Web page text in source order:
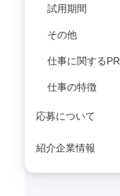
試用期間
その他
仕事に関するPR
仕事の特徴
応募について
紹介企業情報